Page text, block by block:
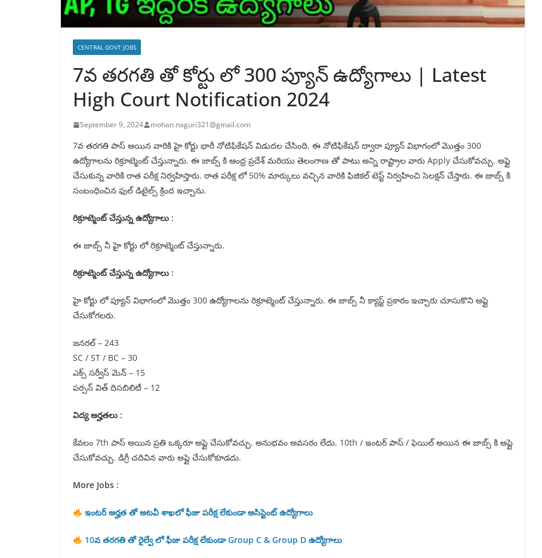
CENTRAL GOVT JOBS
7వ తరగతి తో కోర్టు లో 300 ప్యూన్ ఉద్యోగాలు | Latest
High Court Notification 2024
September 9, 2024 mohan.naguri321@gmail.com
7వ తరగతి పాస్ అయిన వారికి హై కోర్టు భారీ నోటిఫికేషన్ విడుదల చేసింది. ఈ నోటిఫికేషన్ ద్వారా ప్యూన్ విభాగంలో మొత్తం 300
ఉద్యోగాలను రిక్రూట్మెంట్ చేస్తున్నారు. ఈ జాబ్స్ కి ఆంధ్ర ప్రదేశ్ మరియు తెలంగాణ తో పాటు అన్ని రాష్ట్రాల వారు Apply చేసుకోవచ్చు. అప్లై
చేసుకున్న వారికి రాత పరీక్ష నిర్వహిస్తారు. రాత పరీక్ష లో 50% మార్కులు వచ్చిన వారికి ఫిజికల్ టెస్ట్ నిర్వహించి సెలక్షన్ చేస్తారు. ఈ జాబ్స్ కి
సంబంధించిన ఫుల్ డిటైల్స్ క్రింద ఇచ్చాను.
రిక్రూట్మెంట్ చేస్తున్న ఉద్యోగాలు :
ఈ జాబ్స్ నీ హై కోర్టు లో రిక్రూట్మెంట్ చేస్తున్నారు.
రిక్రూట్మెంట్ చేస్తున్న ఉద్యోగాలు :
హై కోర్టు లో ప్యూన్ విభాగంలో మొత్తం 300 ఉద్యోగాలను రిక్రూట్మెంట్ చేస్తున్నారు. ఈ జాబ్స్ నీ క్యాస్ట్ ప్రకారం ఇచ్చారు చూసుకొని అప్లై
చేసుకోగలరు.
జనరల్ – 243
SC / ST / BC – 30
ఎక్స్ సర్వీస్ మెన్ – 15
పర్సన్ విత్ దిసబిలిటీ – 12
విద్య అర్హతలు :
కేవలం 7th పాస్ అయిన ప్రతి ఒక్కరూ అప్లై చేసుకోవచ్చు. అనుభవం అవసరం లేదు. 10th / ఇంటర్ పాస్ / ఫెయిల్ అయిన ఈ జాబ్స్ కి అప్లై
చేసుకోవచ్చు. డిగ్రీ చదివిన వారు అప్లై చేసుకోకూడదు.
More Jobs :
ఇంటర్ అర్హత తో అటవీ శాఖలో ఫీజు పరీక్ష లేకుండా అసిస్టెంట్ ఉద్యోగాలు
10వ తరగతి తో రైల్వే లో ఫీజు పరీక్ష లేకుండా Group C & Group D ఉద్యోగాలు